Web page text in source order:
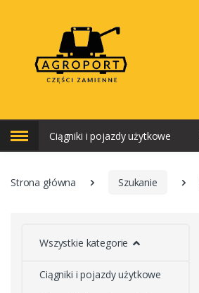
Ciągniki i pojazdy użytkowe
Strona główna Szukanie
Wszystkie kategorie
Ciągniki i pojazdy użytkowe